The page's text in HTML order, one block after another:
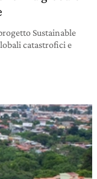
Sustainable
catastrofici e